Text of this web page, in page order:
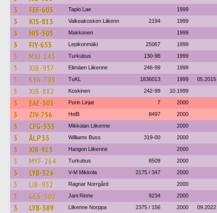
3 FEF-603 Tapio Lae 1999
3 KIS-813 Valkeakosken Liikenn 2194 1999
3 HIS-305 Makkonen 1999
3 FIY-653 Lepikonmäki 25067 1999
3 MXI-143 Turkubus 130-98 1999
3 XIB-937 Elimäen Liikenne 246-99 1999
3 KYA-799 TuKL 1836013 1999 05.2015
3 XIB-882 Koskinen 242-99 10.1999
3 EAE-503 Porin Linjat 7 2000
3 ZIV-756 HelB 8497 2000
3 CFG-333 Mikkolan Liikenne 2000
3 ÅLP 33 Williams Buss 319-00 2000
3 XIB-915 Hangon Liikenne 2000
3 MYF-264 Turkubus 8509 2000
3 LYB-326 V-M Mikkola 2175 / 347 2000
3 LIB-932 Ragnar Norrgård 2000
3 GCS-502 Jani Rinne 9234 2000
3 LYB-389 Liikenne Norppa 2375 / 156 2000 09.2022